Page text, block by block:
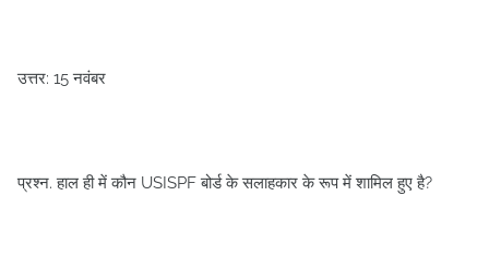
उत्तर: 15 नवंबर
प्रश्न. हाल ही में कौन USISPF बोर्ड के सलाहकार के रूप में शामिल हुए है?